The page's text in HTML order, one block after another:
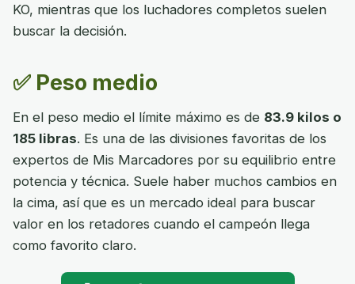
KO, mientras que los luchadores completos suelen
buscar la decisión.
✅ Peso medio
En el peso medio el límite máximo es de 83.9 kilos o
185 libras. Es una de las divisiones favoritas de los
expertos de Mis Marcadores por su equilibrio entre
potencia y técnica. Suele haber muchos cambios en
la cima, así que es un mercado ideal para buscar
valor en los retadores cuando el campeón llega
como favorito claro.